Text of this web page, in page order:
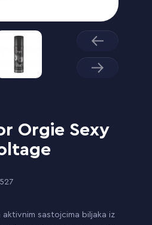
Orgie Sexy
aktivnim sastojcima biljaka iz